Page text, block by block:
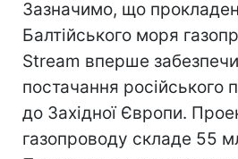
Зазначимо, що
Балтійського моря
Stream вперше
постачання російського
до Західної Європи.
газопроводу складе 55